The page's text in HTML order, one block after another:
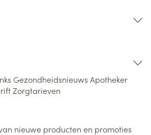
Gezondheidsnieuws Apotheker
Zorgtarieven
nieuwe producten en promoties